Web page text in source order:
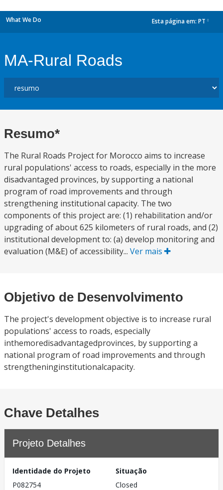
What We Do Esta página em: PT
MA-Rural Roads
Resumo*
The Rural Roads Project for Morocco aims to increase
rural populations' access to roads, especially in the more
disadvantaged provinces, by supporting a national
program of road improvements and through
strengthening institutional capacity. The two
components of this project are: (1) rehabilitation and/or
upgrading of about 625 kilometers of rural roads, and (2)
institutional development to: (a) develop monitoring and
evaluation (M&E) of accessibility... Ver mais
Objetivo de Desenvolvimento
The project's development objective is to increase rural
populations' access to roads, especially
inthemoredisadvantagedprovinces, by supporting a
national program of road improvements and through
strengtheninginstitutionalcapacity.
Chave Detalhes
Projeto Detalhes
Identidade do Projeto
P082754
Situação
Closed